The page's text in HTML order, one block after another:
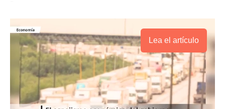
Lea el artículo